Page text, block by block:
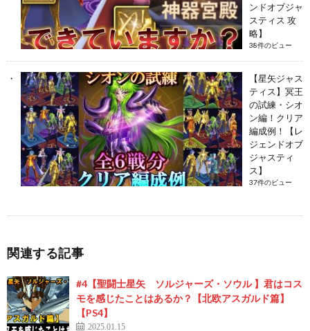
ンドオブジャ
スティス 攻
略】
38件のビュー
【星矢ジャス
ティス】冥王
の試練・シオ
ン編！クリア
編成例！【レ
ジェンドオブ
ジャスティ
ス】
37件のビュー
関連する記事
#4【聖闘士星矢 ソルジャーズ・ソウル 】君はコス
モを感じたことはあるか？【北欧アスガルド篇】
【PS4】
2025.01.15